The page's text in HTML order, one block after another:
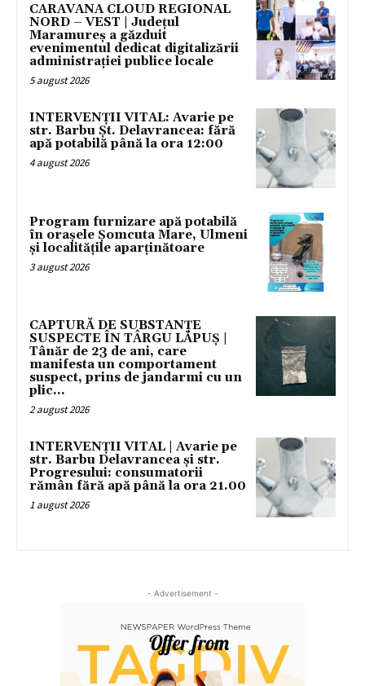
CARAVANA CLOUD REGIONAL
NORD – VEST | Județul
Maramureș a găzduit
evenimentul dedicat digitalizării
administrației publice locale
5 august 2026
INTERVENȚII VITAL: Avarie pe
str. Barbu Șt. Delavrancea: fără
apă potabilă până la ora 12:00
4 august 2026
Program furnizare apă potabilă
în orașele Șomcuta Mare, Ulmeni
și localitățile aparținătoare
3 august 2026
CAPTURĂ DE SUBSTANȚE
SUSPECTE ÎN TÂRGU LĂPUȘ |
Tânăr de 23 de ani, care
manifesta un comportament
suspect, prins de jandarmi cu un
plic...
2 august 2026
INTERVENȚII VITAL | Avarie pe
str. Barbu Delavrancea și str.
Progresului: consumatorii
rămân fără apă până la ora 21.00
1 august 2026
- Advertisement -